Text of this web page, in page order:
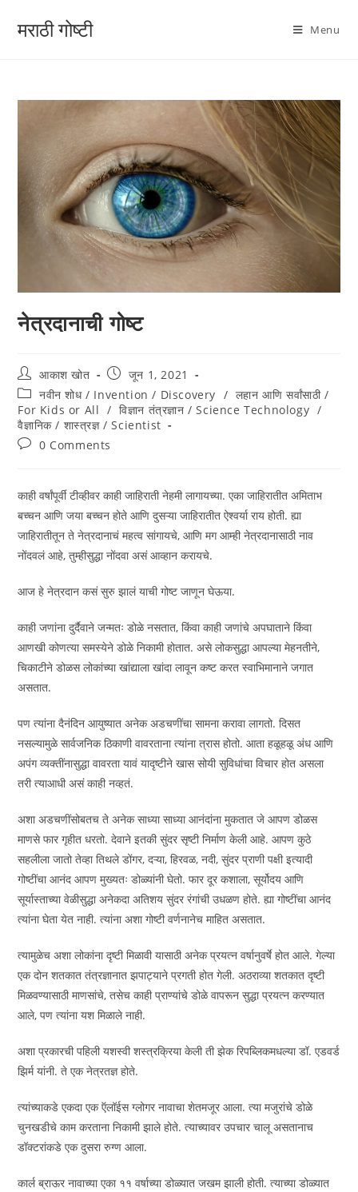
मराठी गोष्टी Menu
नेत्रदानाची गोष्ट
आकाश खोत
जून 1, 2021
नवीन शोध / Invention / Discovery / लहान आणि सर्वांसाठी /
For Kids or All / विज्ञान तंत्रज्ञान / Science Technology /
वैज्ञानिक / शास्त्रज्ञ / Scientist
0 Comments
काही वर्षांपूर्वी टीव्हीवर काही जाहिराती नेहमी लागायच्या. एका जाहिरातीत अमिताभ
बच्चन आणि जया बच्चन होते आणि दुसऱ्या जाहिरातीत ऐश्वर्या राय होती. ह्या
जाहिरातीतून ते नेत्रदानाचं महत्व सांगायचे, आणि मग आम्ही नेत्रदानासाठी नाव
नोंदवलं आहे, तुम्हीसुद्धा नोंदवा असं आव्हान करायचे.
आज हे नेत्रदान कसं सुरु झालं याची गोष्ट जाणून घेऊया.
काही जणांना दुर्दैवाने जन्मतः डोळे नसतात, किंवा काही जणांचे अपघाताने किंवा
आणखी कोणत्या समस्येने डोळे निकामी होतात. असे लोकसुद्धा आपल्या मेहनतीने,
चिकाटीने डोळस लोकांच्या खांद्याला खांदा लावून कष्ट करत स्वाभिमानाने जगात
असतात.
पण त्यांना दैनंदिन आयुष्यात अनेक अडचणींचा सामना करावा लागतो. दिसत
नसल्यामुळे सार्वजनिक ठिकाणी वावरताना त्यांना त्रास होतो. आता हळूहळू अंध आणि
अपंग व्यक्तींनासुद्धा वावरता यावं यादृष्टीने खास सोयी सुविधांचा विचार होत असला
तरी त्याआधी असं काही नव्हतं.
अशा अडचणींसोबतच ते अनेक साध्या साध्या आनंदांना मुकतात जे आपण डोळस
माणसे फार गृहीत धरतो. देवाने इतकी सुंदर सृष्टी निर्माण केली आहे. आपण कुठे
सहलीला जातो तेव्हा तिथले डोंगर, दऱ्या, हिरवळ, नदी, सुंदर प्राणी पक्षी इत्यादी
गोष्टींचा आनंद आपण मुख्यतः डोळ्यांनी घेतो. फार दूर कशाला, सूर्योदय आणि
सूर्यास्ताच्या वेळीसुद्धा अनेकदा अतिशय सुंदर रंगांची उधळण होते. ह्या गोष्टींचा आनंद
त्यांना घेता येत नाही. त्यांना अशा गोष्टी वर्णनानेच माहित असतात.
त्यामुळेच अशा लोकांना दृष्टी मिळावी यासाठी अनेक प्रयत्न वर्षानुवर्षे होत आले. गेल्या
एक दोन शतकात तंत्रज्ञानात झपाट्याने प्रगती होत गेली. अठराव्या शतकात दृष्टी
मिळवण्यासाठी माणसांचे, तसेच काही प्राण्यांचे डोळे वापरून सुद्धा प्रयत्न करण्यात
आले, पण त्यांना यश मिळाले नाही.
अशा प्रकारची पहिली यशस्वी शस्त्रक्रिया केली ती झेक रिपब्लिकमधल्या डॉ. एडवर्ड
झिर्म यांनी. ते एक नेत्रतज्ञ होते.
त्यांच्याकडे एकदा एक ऍलॉईस ग्लोगर नावाचा शेतमजूर आला. त्या मजुरांचे डोळे
चुनखडीचे काम करताना निकामी झाले होते. त्याच्यावर उपचार चालू असतानाच
डॉक्टरांकडे एक दुसरा रुग्ण आला.
कार्ल ब्राऊर नावाच्या एका ११ वर्षाच्या डोळ्यात जखम झाली होती. त्याच्या डोळ्यात